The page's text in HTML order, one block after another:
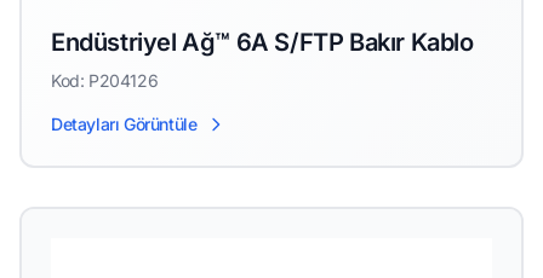
Endüstriyel Ağ™ 6A S/FTP Bakır Kablo
Kod: P204126
Detayları Görüntüle